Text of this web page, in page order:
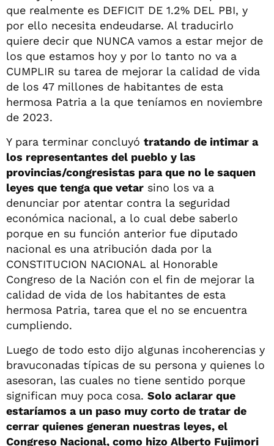
que realmente es DEFICIT DE 1.2% DEL PBI, y
por ello necesita endeudarse. Al traducirlo
quiere decir que NUNCA vamos a estar mejor de
los que estamos hoy y por lo tanto no va a
CUMPLIR su tarea de mejorar la calidad de vida
de los 47 millones de habitantes de esta
hermosa Patria a la que teníamos en noviembre
de 2023.
Y para terminar concluyó tratando de intimar a
los representantes del pueblo y las
provincias/congresistas para que no le saquen
leyes que tenga que vetar sino los va a
denunciar por atentar contra la seguridad
económica nacional, a lo cual debe saberlo
porque en su función anterior fue diputado
nacional es una atribución dada por la
CONSTITUCION NACIONAL al Honorable
Congreso de la Nación con el fin de mejorar la
calidad de vida de los habitantes de esta
hermosa Patria, tarea que el no se encuentra
cumpliendo.
Luego de todo esto dijo algunas incoherencias y
bravuconadas típicas de su persona y quienes lo
asesoran, las cuales no tiene sentido porque
significan muy poca cosa. Solo aclarar que
estaríamos a un paso muy corto de tratar de
cerrar quienes generan nuestras leyes, el
Congreso Nacional, como hizo Alberto Fujimori